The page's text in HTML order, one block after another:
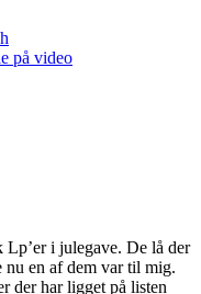
på video
i julegave. De lå der
en af dem var til mig.
der har ligget på listen